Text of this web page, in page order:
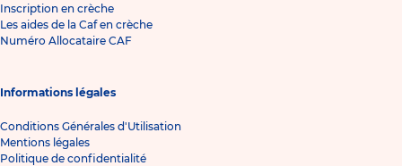
Inscription en crèche
Les aides de la Caf en crèche
Numéro Allocataire CAF
Informations légales
Conditions Générales d'Utilisation
Mentions légales
Politique de confidentialité